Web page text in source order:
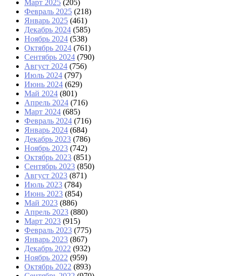
Март 2025 (205)
Февраль 2025 (218)
Январь 2025 (461)
Декабрь 2024 (585)
Ноябрь 2024 (538)
Октябрь 2024 (761)
Сентябрь 2024 (790)
Август 2024 (756)
Июль 2024 (797)
Июнь 2024 (629)
Май 2024 (801)
Апрель 2024 (716)
Март 2024 (685)
Февраль 2024 (716)
Январь 2024 (684)
Декабрь 2023 (786)
Ноябрь 2023 (742)
Октябрь 2023 (851)
Сентябрь 2023 (850)
Август 2023 (871)
Июль 2023 (784)
Июнь 2023 (854)
Май 2023 (886)
Апрель 2023 (880)
Март 2023 (915)
Февраль 2023 (775)
Январь 2023 (867)
Декабрь 2022 (932)
Ноябрь 2022 (959)
Октябрь 2022 (893)